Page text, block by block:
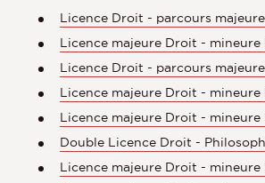
Licence Droit - parcours
Licence majeure Droit -
Licence Droit - parcours
Licence majeure Droit -
Licence majeure Droit - mineure
Double Licence Droit -
Licence majeure Droit -